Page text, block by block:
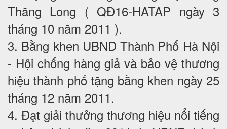
Thăng Long ( QĐ16-HATAP ngày 3
tháng 10 năm 2011 ).
3. Bằng khen UBND Thành Phố Hà Nội
- Hội chống hàng giả và bảo vệ thương
hiệu thành phố tặng bằng khen ngày 25
tháng 12 năm 2011.
4. Đạt giải thưởng thương hiệu nổi tiếng